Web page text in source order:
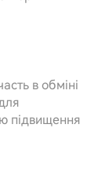
в обміні
підвищення